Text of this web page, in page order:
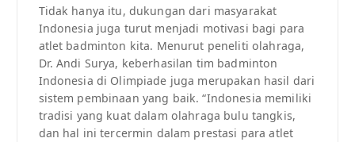
Tidak hanya itu, dukungan dari masyarakat
Indonesia juga turut menjadi motivasi bagi para
atlet badminton kita. Menurut peneliti olahraga,
Dr. Andi Surya, keberhasilan tim badminton
Indonesia di Olimpiade juga merupakan hasil dari
sistem pembinaan yang baik. “Indonesia memiliki
tradisi yang kuat dalam olahraga bulu tangkis,
dan hal ini tercermin dalam prestasi para atlet